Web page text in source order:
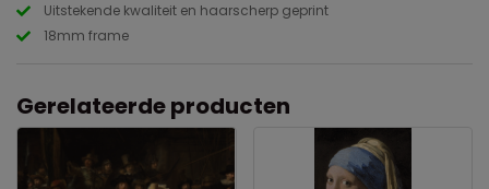
Uitstekende kwaliteit en haarscherp geprint
18mm frame
Gerelateerde producten